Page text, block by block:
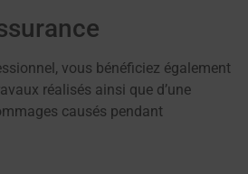
vous bénéficiez également
réalisés ainsi que d’une
causés pendant